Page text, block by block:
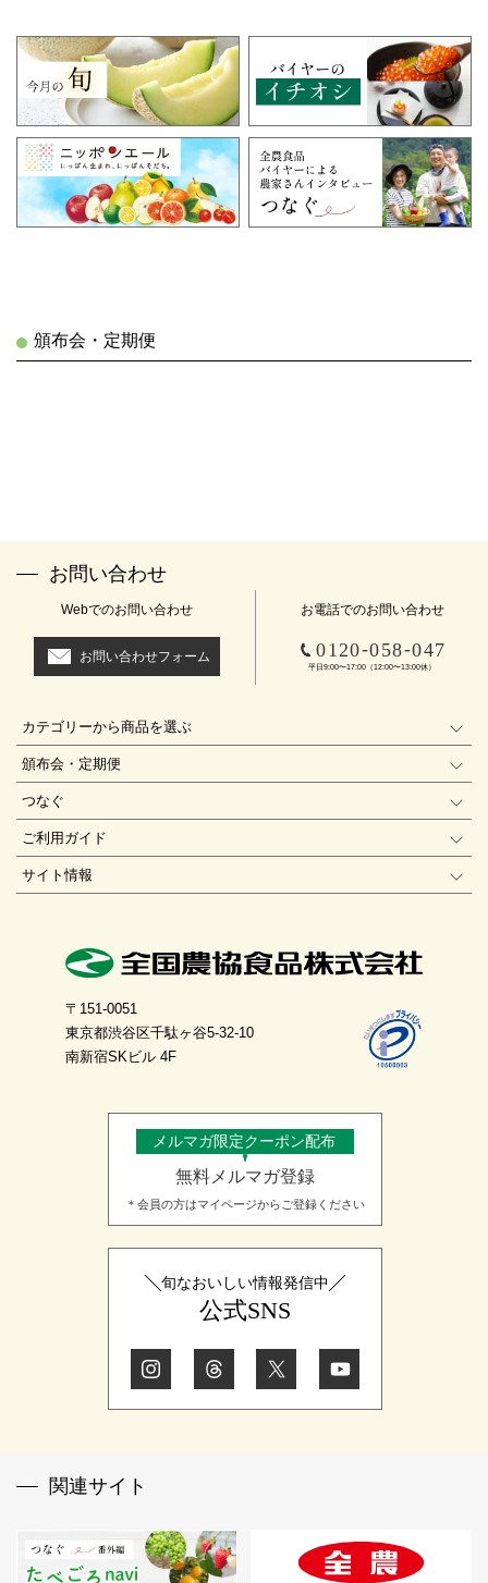
頒布会・定期便
お問い合わせ
Webでのお問い合わせ
お問い合わせフォーム
お電話でのお問い合わせ
0120-058-047
平日9:00〜17:00（12:00〜13:00休）
カテゴリーから商品を選ぶ
頒布会・定期便
つなぐ
ご利用ガイド
サイト情報
〒151-0051
東京都渋谷区千駄ヶ谷5-32-10
南新宿SKビル 4F
メルマガ限定クーポン配布
無料メルマガ登録
＊会員の方はマイページからご登録ください
旬なおいしい情報発信中
公式SNS
関連サイト